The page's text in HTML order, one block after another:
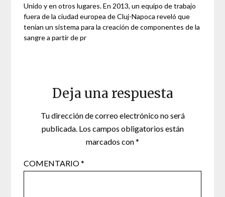
Unido y en otros lugares. En 2013, un equipo de trabajo
fuera de la ciudad europea de Cluj-Napoca reveló que
tenían un sistema para la creación de componentes de la
sangre a partir de pr
Deja una respuesta
Tu dirección de correo electrónico no será
publicada. Los campos obligatorios están
marcados con*
COMENTARIO*